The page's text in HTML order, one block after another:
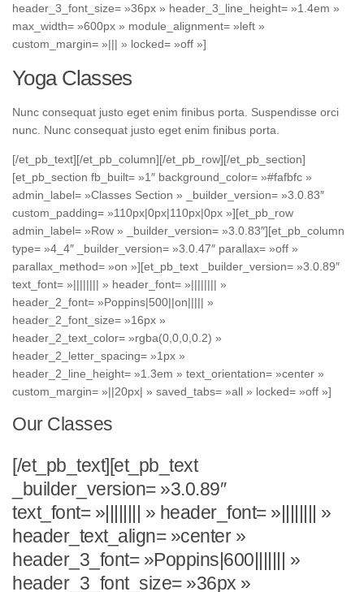
header_3_font_size= »36px » header_3_line_height= »1.4em »
max_width= »600px » module_alignment= »left »
custom_margin= »||| » locked= »off »]
Yoga Classes
Nunc consequat justo eget enim finibus porta. Suspendisse orci
nunc. Nunc consequat justo eget enim finibus porta.
[/et_pb_text][/et_pb_column][/et_pb_row][/et_pb_section]
[et_pb_section fb_built= »1″ background_color= »#fafbfc »
admin_label= »Classes Section » _builder_version= »3.0.83″
custom_padding= »110px|0px|110px|0px »][et_pb_row
admin_label= »Row » _builder_version= »3.0.83″][et_pb_column
type= »4_4″ _builder_version= »3.0.47″ parallax= »off »
parallax_method= »on »][et_pb_text _builder_version= »3.0.89″
text_font= »|||||||| » header_font= »|||||||| »
header_2_font= »Poppins|500||on||||| »
header_2_font_size= »16px »
header_2_text_color= »rgba(0,0,0,0.2) »
header_2_letter_spacing= »1px »
header_2_line_height= »1.3em » text_orientation= »center »
custom_margin= »||20px| » saved_tabs= »all » locked= »off »]
Our Classes
[/et_pb_text][et_pb_text
_builder_version= »3.0.89″
text_font= »|||||||| » header_font= »|||||||| »
header_text_align= »center »
header_3_font= »Poppins|600||||||| »
header_3_font_size= »36px »